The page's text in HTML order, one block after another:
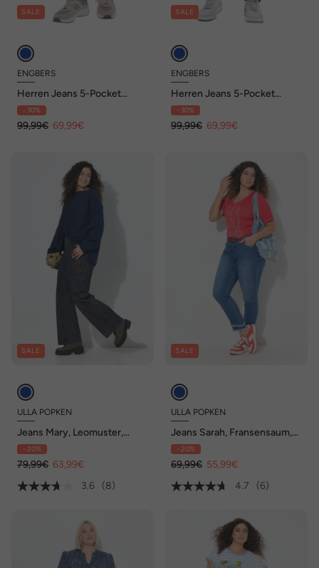
SALE
ENGBERS
Herren Jeans 5-Pocket
Superstretch , Brilliantblau
- 30%
99,99€ 69,99€
SALE
ENGBERS
Herren Jeans 5-Pocket
Superstretch , Indigoblau
- 30%
99,99€ 69,99€
SALE
ULLA POPKEN
Jeans Mary, Leomuster,
weites Bein, Komfortbund
- 20%
79,99€ 63,99€
3.6
(8)
SALE
ULLA POPKEN
Jeans Sarah, Fransensaum,
schmales Bein, knöchellang
- 20%
69,99€ 55,99€
4.7
(6)